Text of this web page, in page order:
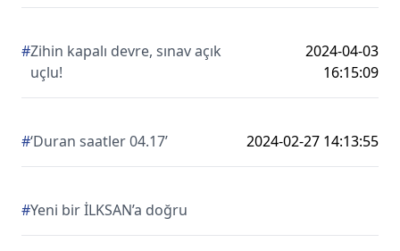
#Zihin kapalı devre, sınav açık
uçlu!
2024-04-03
16:15:09
#‘Duran saatler 04.17’ 2024-02-27 14:13:55
#Yeni bir İLKSAN’a doğru